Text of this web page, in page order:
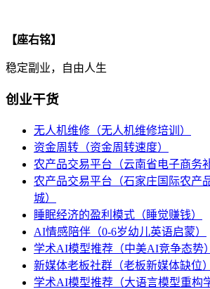
【座右铭】
稳定副业，自由人生
创业干货
无人机维修（无人机维修培训）
资金周转（资金周转速度）
农产品交易平台（云南省电子商务
农产品交易平台（石家庄国际农产
城）
睡眠经济的盈利模式（睡觉赚钱）
AI情感陪伴（0-6岁幼儿英语启蒙）
学术AI模型推荐（中美AI竞争态势）
新媒体老板社群（老板新媒体缺位）
学术AI模型推荐（大语言模型重构